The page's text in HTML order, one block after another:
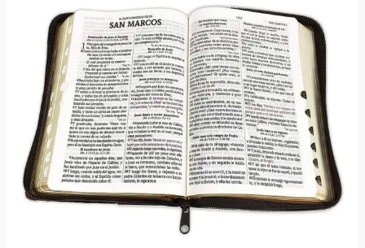
Tamaño
Letra
Biblia